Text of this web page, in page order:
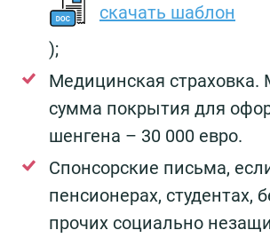
скачать шаблон
);
Медицинская
сумма покрытия для
шенгена – 30 000 евро.
Спонсорские письма,
пенсионерах, студентах,
прочих социально